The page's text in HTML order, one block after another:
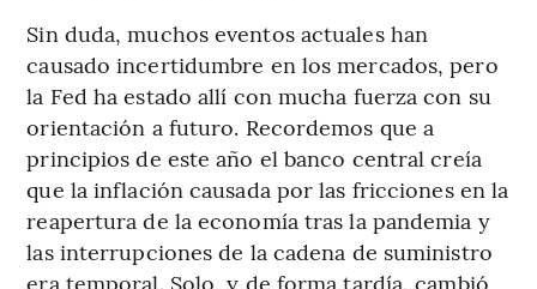
Sin duda, muchos eventos actuales han
causado incertidumbre en los mercados, pero
la Fed ha estado allí con mucha fuerza con su
orientación a futuro. Recordemos que a
principios de este año el banco central creía
que la inflación causada por las fricciones en la
reapertura de la economía tras la pandemia y
las interrupciones de la cadena de suministro
era temporal. Solo, y de forma tardía, cambió